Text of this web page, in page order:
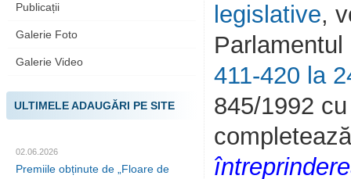
Publicații
Galerie Foto
Galerie Video
ULTIMELE ADAUGĂRI PE SITE
02.06.2026
Premiile obținute de „Floare de
legislative,
411-420 la
845/1992